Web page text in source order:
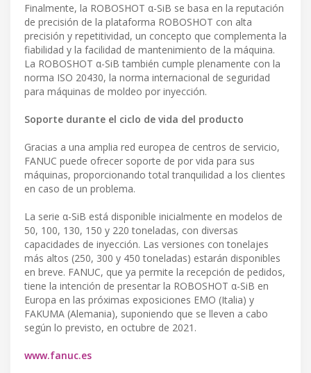
Finalmente, la ROBOSHOT α-SiB se basa en la reputación
de precisión de la plataforma ROBOSHOT con alta
precisión y repetitividad, un concepto que complementa la
fiabilidad y la facilidad de mantenimiento de la máquina.
La ROBOSHOT α-SiB también cumple plenamente con la
norma ISO 20430, la norma internacional de seguridad
para máquinas de moldeo por inyección.
Soporte durante el ciclo de vida del producto
Gracias a una amplia red europea de centros de servicio,
FANUC puede ofrecer soporte de por vida para sus
máquinas, proporcionando total tranquilidad a los clientes
en caso de un problema.
La serie α-SiB está disponible inicialmente en modelos de
50, 100, 130, 150 y 220 toneladas, con diversas
capacidades de inyección. Las versiones con tonelajes
más altos (250, 300 y 450 toneladas) estarán disponibles
en breve. FANUC, que ya permite la recepción de pedidos,
tiene la intención de presentar la ROBOSHOT α-SiB en
Europa en las próximas exposiciones EMO (Italia) y
FAKUMA (Alemania), suponiendo que se lleven a cabo
según lo previsto, en octubre de 2021.
www.fanuc.es